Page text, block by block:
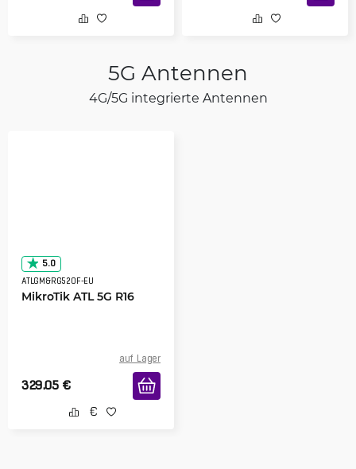
5G Antennen
4G/5G integrierte Antennen
5.0
ATLGM&RG520F-EU
MikroTik ATL 5G R16
auf Lager
329.05 €